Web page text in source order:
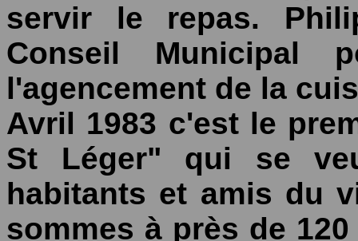
servir le repas.
Conseil Municipal
l'agencement de la
Avril 1983 c'est le
St Léger" qui se
habitants et amis du
sommes à près de